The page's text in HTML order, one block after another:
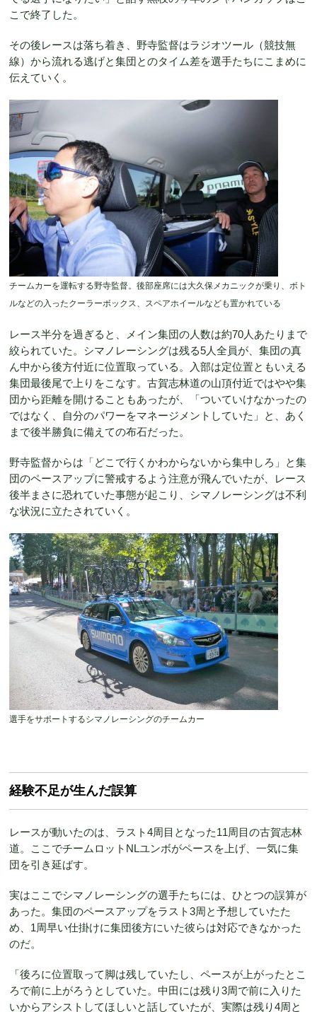
こで終了した。
その後レースは落ち着き、野寺監督はラジオツール（競技無
線）から流れる逃げと集団とのタイム差を選手たちにこまめに
伝えていく。
チームカーを運転する野寺監督。後部座席には大久保メカニックが乗り、ボト
ルなどの入ったクーラーボックス、スペアホイールなども置かれている
レース半分を過ぎると、メイン集団の人数は約70人あたりまで
絞られていた。シマノレーシングは残る5人全員が、集団の真
ん中から後方付近に位置取っている。入部は定位置ともいえる
集団最後尾で上りをこなす。古賀志林道の山頂付近ではやや集
団から距離を開けることもあったが、「ついていけなかったの
ではなく、自分のパワーをマネージメントしていた」と、あく
まで後半勝負に備えての布石だった。
野寺監督からは「どこで行くかわからないから集中しろ」と集
団のペースアップに警戒するよう注意が飛んでいたが、レース
後半まさに恐れていた事態が起こり、シマノレーシングは不利
な状況に立たされていく。
選手をサポートするシマノレーシングのチームカー
経験不足が生んだ誤算
レースが動いたのは、ラスト4周目となった11周目の古賀志林
道。ここでチームロットNLユンボがペースを上げ、一気に集
団を引き延ばす。
実はここでシマノレーシングの選手たちには、ひとつの誤算が
あった。集団のペースアップをラスト3周と予想していたた
め、1周早い仕掛けに集団後方にいた彼らは対応できなかった
のだ。
「後ろに位置取って脚は残していたし、ペースが上がったとこ
ろで前に上がろうとしていた。中田には残り3周で前に入りた
いからアシストしてほしいと話していたが、実際は残り4周と